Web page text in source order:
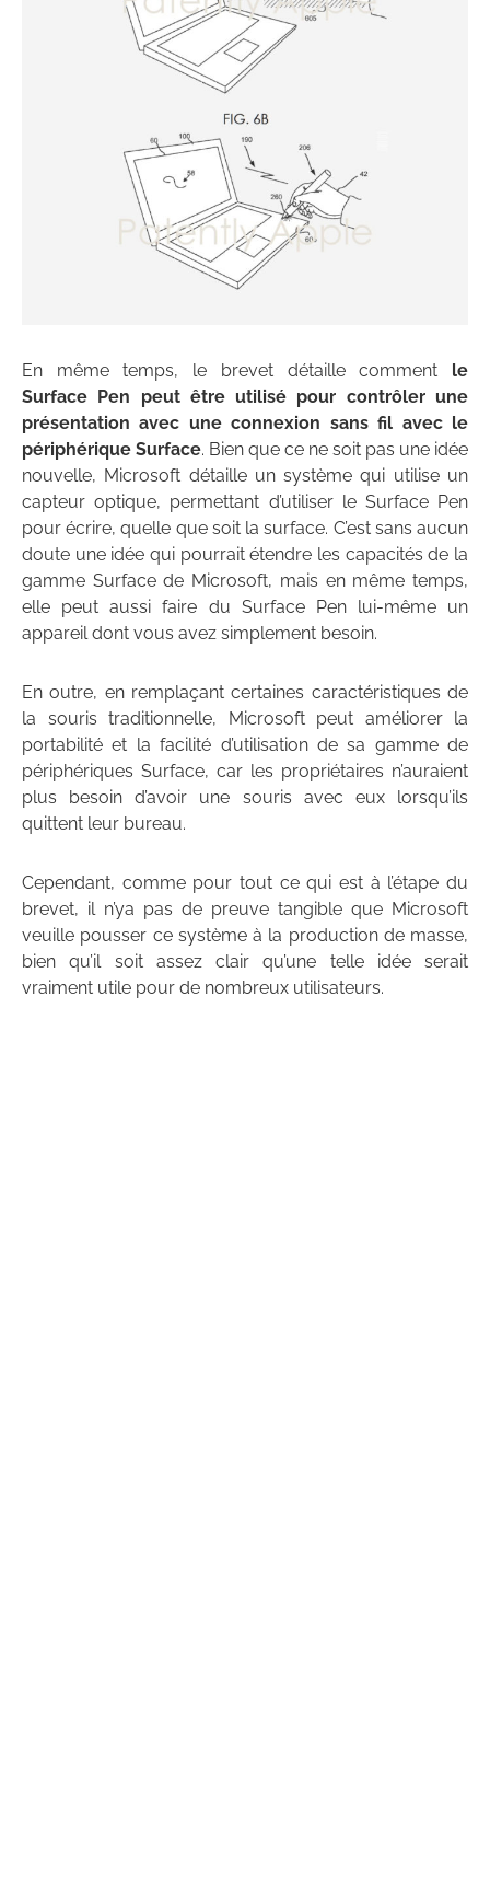
En même temps, le brevet détaille comment le
Surface Pen peut être utilisé pour contrôler une
présentation avec une connexion sans fil avec le
périphérique Surface. Bien que ce ne soit pas une idée
nouvelle, Microsoft détaille un système qui utilise un
capteur optique, permettant d’utiliser le Surface Pen
pour écrire, quelle que soit la surface. C’est sans aucun
doute une idée qui pourrait étendre les capacités de la
gamme Surface de Microsoft, mais en même temps,
elle peut aussi faire du Surface Pen lui-même un
appareil dont vous avez simplement besoin.
En outre, en remplaçant certaines caractéristiques de
la souris traditionnelle, Microsoft peut améliorer la
portabilité et la facilité d’utilisation de sa gamme de
périphériques Surface, car les propriétaires n’auraient
plus besoin d’avoir une souris avec eux lorsqu’ils
quittent leur bureau.
Cependant, comme pour tout ce qui est à l’étape du
brevet, il n’ya pas de preuve tangible que Microsoft
veuille pousser ce système à la production de masse,
bien qu’il soit assez clair qu’une telle idée serait
vraiment utile pour de nombreux utilisateurs.